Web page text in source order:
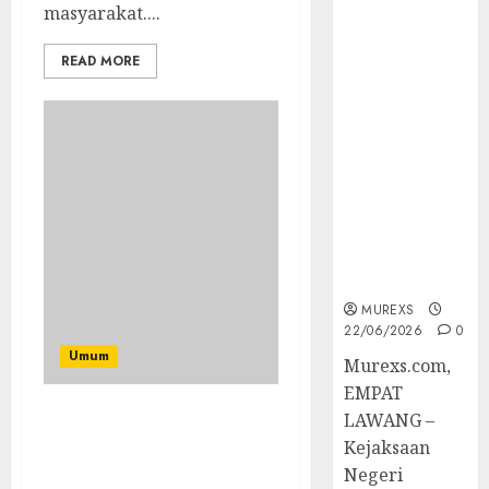
masyarakat....
READ MORE
Umum
MUREXS
22/06/2026
0
‎Murexs.com,
EMPAT
LAWANG –
Kejaksaan
Negeri